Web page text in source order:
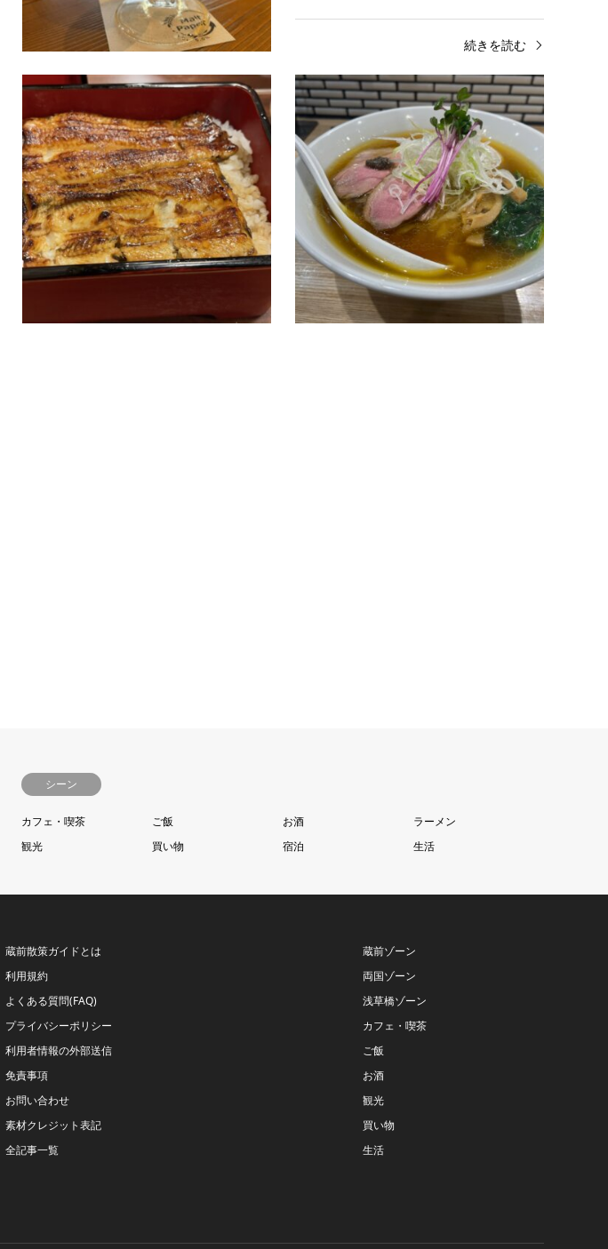
続きを読む 続きを読む
浅草ゾーン ご飯
鰻禅｜墨田区吾妻橋
ふわふわでトロトロのうなぎが頂ける老舗店
です。食べログのうなぎ百名店に選出された
ことが何度もある名店です。非常に美味しい
うなぎが堪能できます。注文…
続きを読む
シーン
カフェ・喫茶 ご飯 お酒
ラーメン
観光
買い物 宿泊 生活
蔵前散策ガイドとは
利用規約
よくある質問(FAQ)
プライバシーポリシー
利用者情報の外部送信
免責事項
お問い合わせ
素材クレジット表記
全記事一覧
蔵前ゾーン
両国ゾーン
浅草橋ゾーン
カフェ・喫茶
ご飯
お酒
観光
買い物
生活